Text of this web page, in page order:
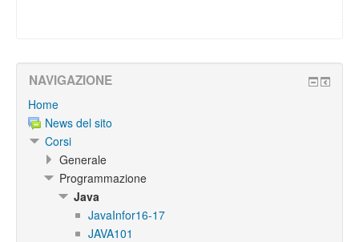
NAVIGAZIONE
Home
News del sito
Corsi
Generale
Programmazione
Java
JavaInfor16-17
JAVA101